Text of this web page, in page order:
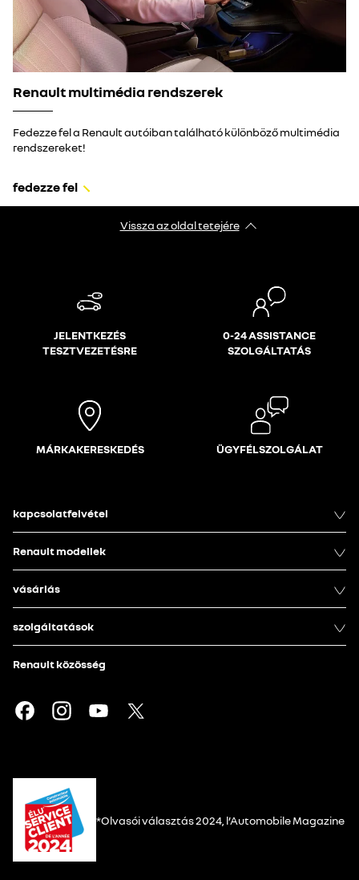
Renault multimédia rendszerek
Fedezze fel a Renault autóiban található különböző multimédia
rendszereket!
fedezze fel
Vissza az oldal tetejére
JELENTKEZÉS
TESZTVEZETÉSRE
0-24 ASSISTANCE
SZOLGÁLTATÁS
MÁRKAKERESKEDÉS ÜGYFÉLSZOLGÁLAT
kapcsolatfelvétel
Renault modellek
vásárlás
szolgáltatások
Renault közösség
*Olvasói választás 2024, l’Automobile Magazine